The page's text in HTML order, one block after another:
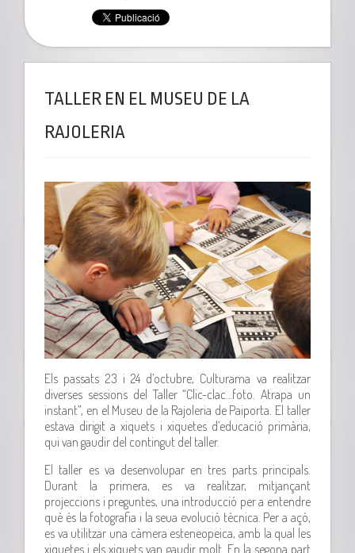
TALLER EN EL MUSEU DE LA
RAJOLERIA
Els passats 23 i 24 d’octubre, Culturama va realitzar
diverses sessions del Taller “Clic-clac…foto. Atrapa un
instant”, en el Museu de la Rajoleria de Paiporta. El taller
estava dirigit a xiquets i xiquetes d’educació primària,
qui van gaudir del contingut del taller.
El taller es va desenvolupar en tres parts principals.
Durant la primera, es va realitzar, mitjançant
projeccions i preguntes, una introducció per a entendre
què és la fotografia i la seua evolució tècnica. Per a açò,
es va utilitzar una càmera esteneopeica, amb la qual les
xiquetes i els xiquets van gaudir molt. En la segona part